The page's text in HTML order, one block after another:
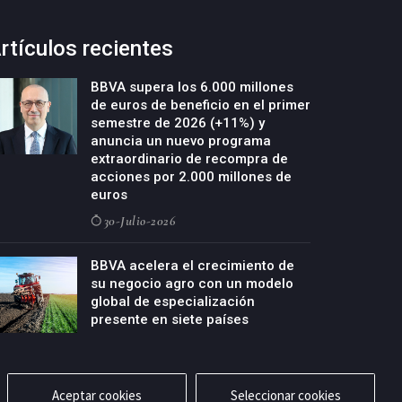
recientes
BBVA supera los 6.000 millones
de euros de beneficio en el primer
semestre de 2026 (+11%) y
anuncia un nuevo programa
extraordinario de recompra de
acciones por 2.000 millones de
euros
30-Julio-2026
BBVA acelera el crecimiento de
su negocio agro con un modelo
global de especialización
presente en siete países
Aceptar cookies Seleccionar cookies